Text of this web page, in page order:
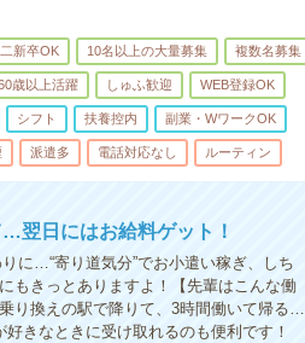
新卒OK 10名以上の大量募集 複数名募集
歳以上活躍 しゅふ歓迎 WEB登録OK
シフト 扶養控内 副業・WワークOK
派遣多 電話対応なし ルーティン
翌日にはお給料ゲット！
に…“寄り道気分”でお小遣い稼ぎ、しち
もきっとありますよ！【先輩はこんな働
り換えの駅で降りて、3時間働いて帰る…
きなときに受け取れるのも便利です！